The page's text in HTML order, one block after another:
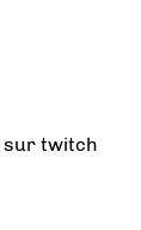
sur twitch